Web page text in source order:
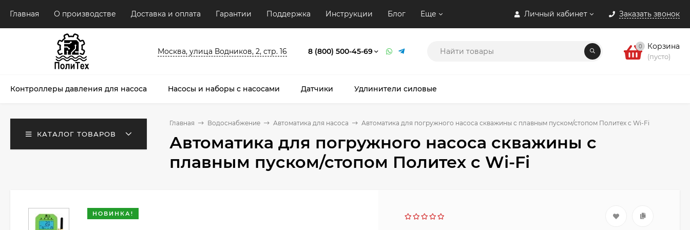
Личный кабинет Заказать звонок
Главная О производстве Доставка и оплата Гарантии Поддержка Инструкции Блог Еще
Москва, улица Водников, 2, стр. 16 8 (800) 500-45-69 0 Корзина
(пусто)
Контроллеры давления для насоса Насосы и наборы с насосами Датчики Удлинители силовые
КАТАЛОГ ТОВАРОВ
Главная Водоснабжение Автоматика для насоса Автоматика для погружного насоса скважины с плавным пуском/стопом Политех с Wi-Fi
Автоматика для погружного насоса скважины с
плавным пуском/стопом Политех с Wi-Fi
НОВИНКА!